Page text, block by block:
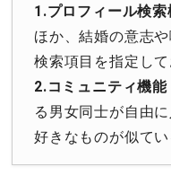
1.プロフィール検
ほか、結婚の意志
検索項目を指定し
2.コミュニティ機能
る男女同士が自由
好きなものが似て